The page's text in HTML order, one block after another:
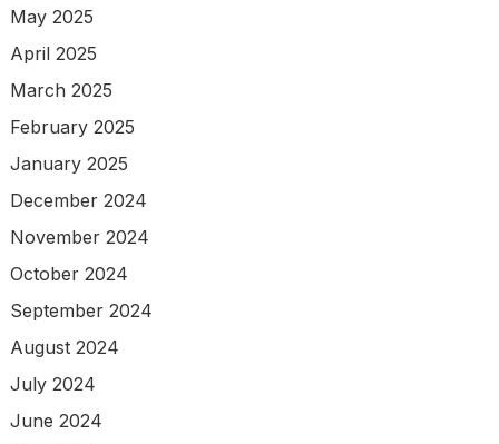
May 2025
April 2025
March 2025
February 2025
January 2025
December 2024
November 2024
October 2024
September 2024
August 2024
July 2024
June 2024